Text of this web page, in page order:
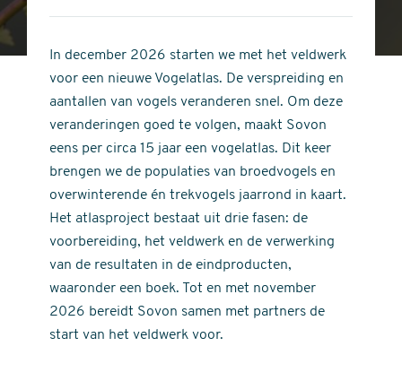
stars
of
stars
In december 2026 starten we met het veldwerk
voor een nieuwe Vogelatlas. De verspreiding en
aantallen van vogels veranderen snel. Om deze
veranderingen goed te volgen, maakt Sovon
eens per circa 15 jaar een vogelatlas. Dit keer
brengen we de populaties van broedvogels en
overwinterende én trekvogels jaarrond in kaart.
Het atlasproject bestaat uit drie fasen: de
voorbereiding, het veldwerk en de verwerking
van de resultaten in de eindproducten,
waaronder een boek. Tot en met november
2026 bereidt Sovon samen met partners de
start van het veldwerk voor.